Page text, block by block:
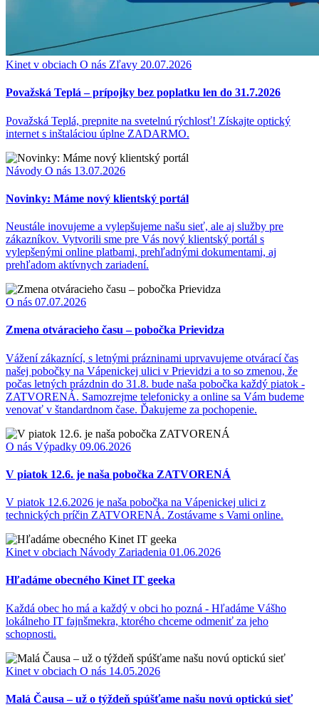
Kinet v obciach O nás Zľavy 20.07.2026
Považská Teplá – prípojky bez poplatku len do 31.7.2026
Považská Teplá, prepnite na svetelnú rýchlosť! Získajte optický
internet s inštaláciou úplne ZADARMO.
Návody O nás 13.07.2026
Novinky: Máme nový klientský portál
Neustále inovujeme a vylepšujeme našu sieť, ale aj služby pre
zákazníkov. Vytvorili sme pre Vás nový klientský portál s
vylepšenými online platbami, prehľadnými dokumentami, aj
prehľadom aktívnych zariadení.
O nás 07.07.2026
Zmena otváracieho času – pobočka Prievidza
Vážení zákaznící, s letnými prázninami uprvavujeme otvárací čas
našej pobočky na Vápenickej ulici v Prievidzi a to so zmenou, že
počas letných prázdnin do 31.8. bude naša pobočka každý piatok -
ZATVORENÁ. Samozrejme telefonicky a online sa Vám budeme
venovať v štandardnom čase. Ďakujeme za pochopenie.
O nás Výpadky 09.06.2026
V piatok 12.6. je naša pobočka ZATVORENÁ
V piatok 12.6.2026 je naša pobočka na Vápenickej ulici z
technických príčin ZATVORENÁ. Zostávame s Vami online.
Kinet v obciach Návody Zariadenia 01.06.2026
Hľadáme obecného Kinet IT geeka
Každá obec ho má a každý v obci ho pozná - Hľadáme Vášho
lokálneho IT fajnšmekra, ktorého chceme odmeniť za jeho
schopnosti.
Kinet v obciach O nás 14.05.2026
Malá Čausa – už o týždeň spúšťame našu novú optickú sieť